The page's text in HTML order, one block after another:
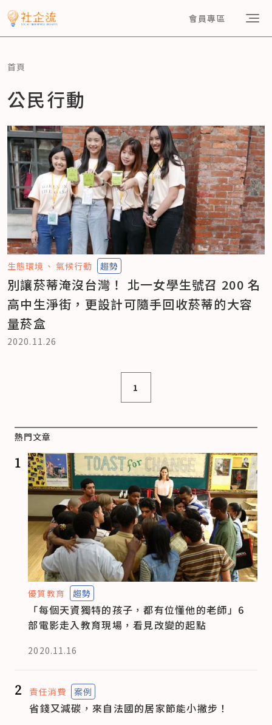
會員專區
首頁
公民行動
生態環境 氣候行動 趨勢
別讓菸蒂淹沒台灣！ 北一女學生號召 200 名
高中生淨街，更設計可隨手回收菸蒂的大容
量菸盒
2020.11.26
1
熱門文章
1
優質教育 趨勢
「每個天資獨特的孩子，都有位懂他的老師」6
部電影走入教育現場，看見改變的起點
2020.11.16
2 責任消費 案例
省錢又減碳，來自法國的居家節能小撇步！